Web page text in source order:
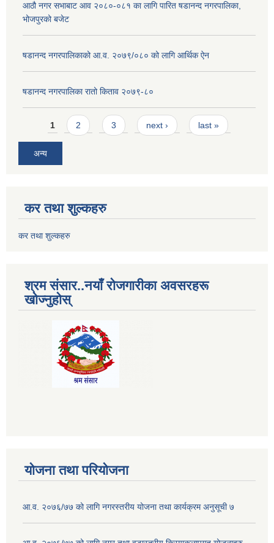
आठौ नगर सभाबाट आव २०८०-०८१ का लागि पारित षडानन्द नगरपालिका,
भोजपुरको बजेट
षडानन्द नगरपालिकाको आ.व. २०७९/०८० को लागि आर्थिक ऐन
षडानन्द नगरपालिका रातो किताव २०७९-८०
Pages
1 2 3 next › last »
अन्य
कर तथा शुल्कहरु
कर तथा शुल्कहरु
श्रम संसार..नयाँ रोजगारीका अवसरहरू
खोज्नुहोस्
योजना तथा परियोजना
आ.व. २०७६/७७ को लागि नगरस्तरीय योजना तथा कार्यक्रम अनुसूची ७